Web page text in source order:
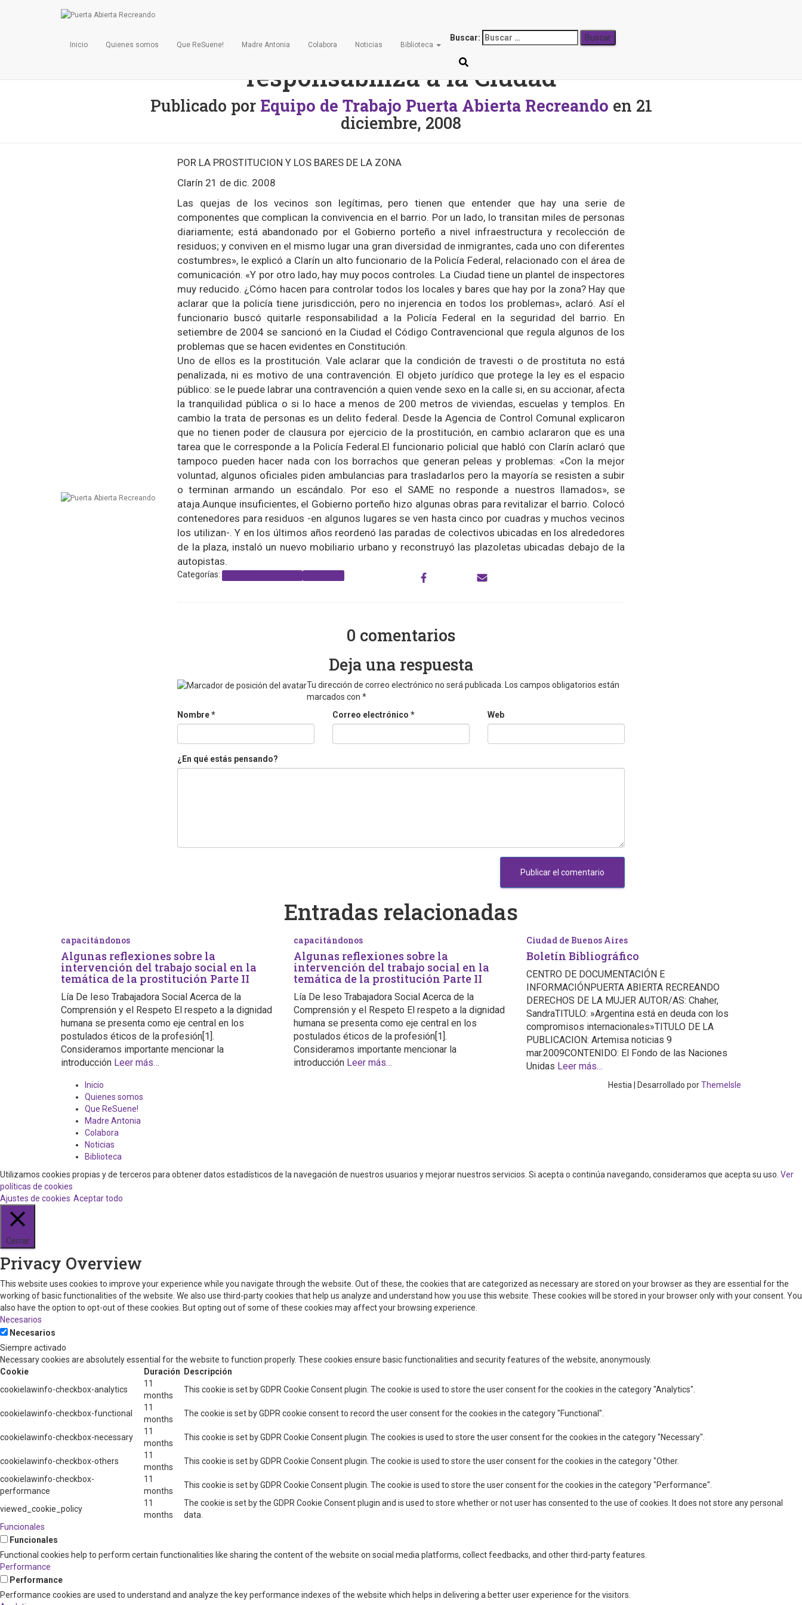
Inicio Quienes somos Que ReSuene! Madre Antonia Colabora Noticias Biblioteca
Buscar:
La Policía rechaza acusaciones y
responsabiliza a la Ciudad
Publicado por Equipo de Trabajo Puerta Abierta Recreando en 21
diciembre, 2008
POR LA PROSTITUCION Y LOS BARES DE LA ZONA
Clarín 21 de dic. 2008
Las quejas de los vecinos son legítimas, pero tienen que entender que hay una serie de
componentes que complican la convivencia en el barrio. Por un lado, lo transitan miles de personas
diariamente; está abandonado por el Gobierno porteño a nivel infraestructura y recolección de
residuos; y conviven en el mismo lugar una gran diversidad de inmigrantes, cada uno con diferentes
costumbres», le explicó a Clarín un alto funcionario de la Policía Federal, relacionado con el área de
comunicación. «Y por otro lado, hay muy pocos controles. La Ciudad tiene un plantel de inspectores
muy reducido. ¿Cómo hacen para controlar todos los locales y bares que hay por la zona? Hay que
aclarar que la policía tiene jurisdicción, pero no injerencia en todos los problemas», aclaró. Así el
funcionario buscó quitarle responsabilidad a la Policía Federal en la seguridad del barrio. En
setiembre de 2004 se sancionó en la Ciudad el Código Contravencional que regula algunos de los
problemas que se hacen evidentes en Constitución.
Uno de ellos es la prostitución. Vale aclarar que la condición de travesti o de prostituta no está
penalizada, ni es motivo de una contravención. El objeto jurídico que protege la ley es el espacio
público: se le puede labrar una contravención a quien vende sexo en la calle si, en su accionar, afecta
la tranquilidad pública o si lo hace a menos de 200 metros de viviendas, escuelas y templos. En
cambio la trata de personas es un delito federal. Desde la Agencia de Control Comunal explicaron
que no tienen poder de clausura por ejercicio de la prostitución, en cambio aclararon que es una
tarea que le corresponde a la Policía Federal.El funcionario policial que habló con Clarín aclaró que
tampoco pueden hacer nada con los borrachos que generan peleas y problemas: «Con la mejor
voluntad, algunos oficiales piden ambulancias para trasladarlos pero la mayoría se resisten a subir
o terminan armando un escándalo. Por eso el SAME no responde a nuestros llamados», se
ataja.Aunque insuficientes, el Gobierno porteño hizo algunas obras para revitalizar el barrio. Colocó
contenedores para residuos -en algunos lugares se ven hasta cinco por cuadras y muchos vecinos
los utilizan-. Y en los últimos años reordenó las paradas de colectivos ubicadas en los alrededores
de la plaza, instaló un nuevo mobiliario urbano y reconstruyó las plazoletas ubicadas debajo de la
autopistas.
Categorías:
0 comentarios
Deja una respuesta
Tu dirección de correo electrónico no será publicada.
Los campos obligatorios están
marcados con *
Nombre* Correo electrónico * Web
¿En qué estás pensando?
Entradas relacionadas
capacitándonos
Algunas reflexiones sobre la
intervención del trabajo social en la
temática de la prostitución Parte II
Lía De Ieso Trabajadora Social Acerca de la
Comprensión y el Respeto El respeto a la dignidad
humana se presenta como eje central en los
postulados éticos de la profesión[1].
Consideramos importante mencionar la
introducción Leer más…
capacitándonos
Algunas reflexiones sobre la
intervención del trabajo social en la
temática de la prostitución Parte II
Lía De Ieso Trabajadora Social Acerca de la
Comprensión y el Respeto El respeto a la dignidad
humana se presenta como eje central en los
postulados éticos de la profesión[1].
Consideramos importante mencionar la
introducción Leer más…
Ciudad de Buenos Aires
Boletín Bibliográfico
CENTRO DE DOCUMENTACIÓN E
INFORMACIÓNPUERTA ABIERTA RECREANDO
DERECHOS DE LA MUJER AUTOR/AS: Chaher,
SandraTITULO: »Argentina está en deuda con los
compromisos internacionales»TITULO DE LA
PUBLICACION: Artemisa noticias 9
mar.2009CONTENIDO: El Fondo de las Naciones
Unidas Leer más…
Inicio
Quienes somos
Que ReSuene!
Madre Antonia
Colabora
Noticias
Biblioteca
Hestia | Desarrollado porThemeIsle
Utilizamos cookies propias y de terceros para obtener datos estadísticos de la navegación de nuestros usuarios y mejorar nuestros servicios. Si acepta o continúa navegando, consideramos que acepta su uso. Ver
políticas de cookies
Ajustes de cookies Aceptar todo
Cerrar
Privacy Overview
This website uses cookies to improve your experience while you navigate through the website. Out of these, the cookies that are categorized as necessary are stored on your browser as they are essential for the
working of basic functionalities of the website. We also use third-party cookies that help us analyze and understand how you use this website. These cookies will be stored in your browser only with your consent. You
also have the option to opt-out of these cookies. But opting out of some of these cookies may affect your browsing experience.
Necesarios
Necesarios
Siempre activado
Necessary cookies are absolutely essential for the website to function properly. These cookies ensure basic functionalities and security features of the website, anonymously.
Cookie
Duración
Descripción
cookielawinfo-checkbox-analytics
11
months
This cookie is set by GDPR Cookie Consent plugin. The cookie is used to store the user consent for the cookies in the category "Analytics".
cookielawinfo-checkbox-functional
11
months
The cookie is set by GDPR cookie consent to record the user consent for the cookies in the category "Functional".
cookielawinfo-checkbox-necessary
11
months
This cookie is set by GDPR Cookie Consent plugin. The cookies is used to store the user consent for the cookies in the category "Necessary".
cookielawinfo-checkbox-others
11
months
This cookie is set by GDPR Cookie Consent plugin. The cookie is used to store the user consent for the cookies in the category "Other.
cookielawinfo-checkbox-
performance
11
months
This cookie is set by GDPR Cookie Consent plugin. The cookie is used to store the user consent for the cookies in the category "Performance".
viewed_cookie_policy
11
months
The cookie is set by the GDPR Cookie Consent plugin and is used to store whether or not user has consented to the use of cookies. It does not store any personal
data.
Funcionales
Funcionales
Functional cookies help to perform certain functionalities like sharing the content of the website on social media platforms, collect feedbacks, and other third-party features.
Performance
Performance
Performance cookies are used to understand and analyze the key performance indexes of the website which helps in delivering a better user experience for the visitors.